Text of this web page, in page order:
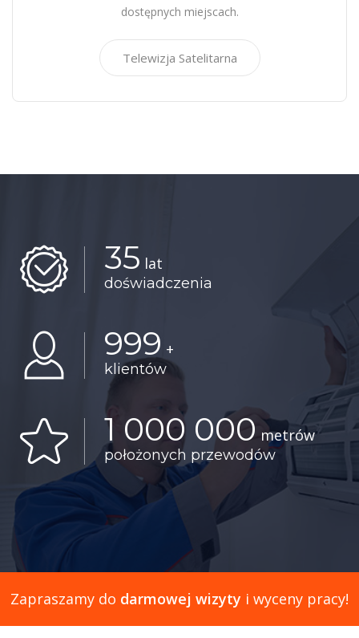
dostępnych miejscach.
Telewizja Satelitarna
35 lat
doświadczenia
999 +
klientów
1 000 000 metrów
położonych przewodów
Zapraszamy do darmowej wizyty i wyceny pracy!